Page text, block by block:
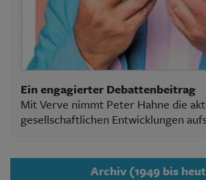
Ein engagierter Debattenbeitrag
Mit Verve nimmt Peter Hahne die
gesellschaftlichen Entwicklungen
Archiv (1949 bis